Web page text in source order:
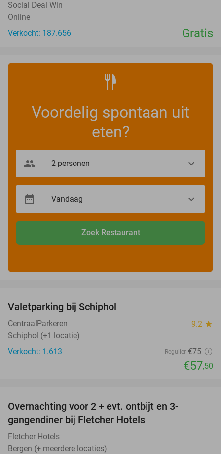
Social Deal Win
Online
Verkocht: 187.656
Gratis
Voordelig spontaan uit
eten?
Zoek Restaurant
Valetparking bij Schiphol
CentraalParkeren 9.2 star
Schiphol (+1 locatie)
Verkocht: 1.613
Regulier €75
€57,50
Overnachting voor 2 + evt. ontbijt en 3-
gangendiner bij Fletcher Hotels
Fletcher Hotels
Bergen (+ meerdere locaties)